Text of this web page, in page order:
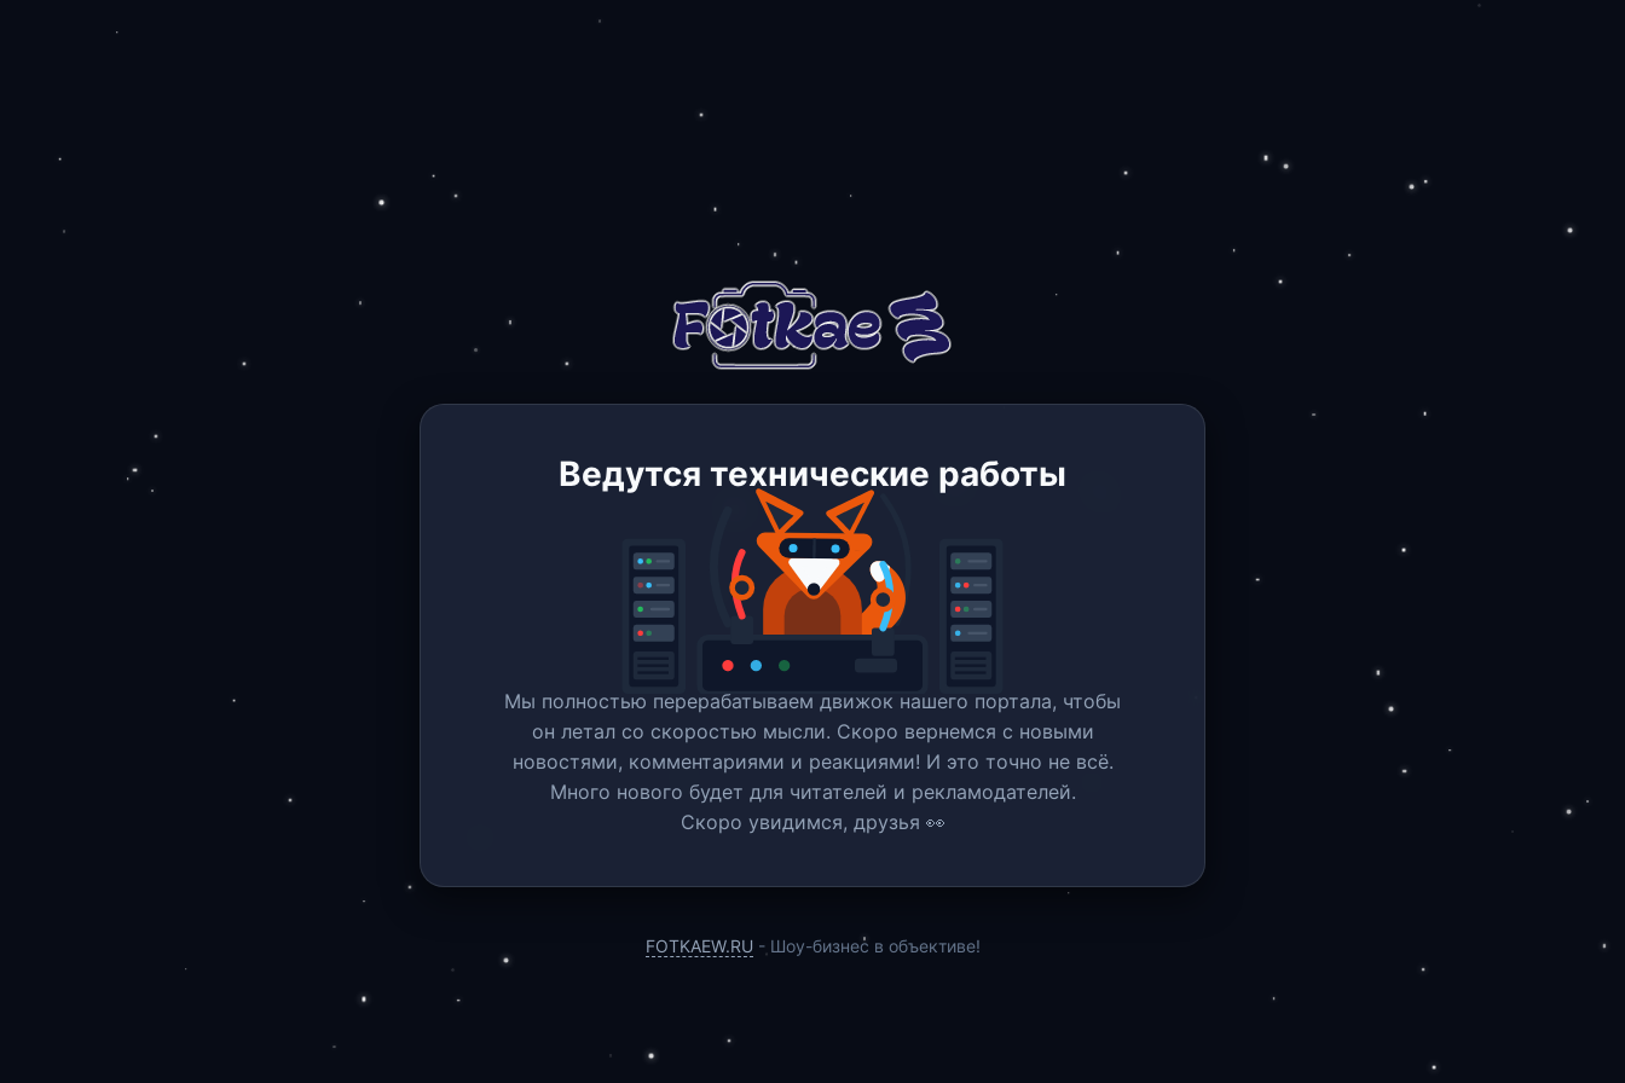
Ведутся технические работы
Мы полностью перерабатываем движок нашего портала, чтобы
он летал со скоростью мысли. Скоро вернемся c новыми
новостями, комментариями и реакциями! И это точно не всё.
Много нового будет для читателей и рекламодателей.
Скоро увидимся, друзья 👀
FOTKAEW.RU - Шоу-бизнес в объективе!